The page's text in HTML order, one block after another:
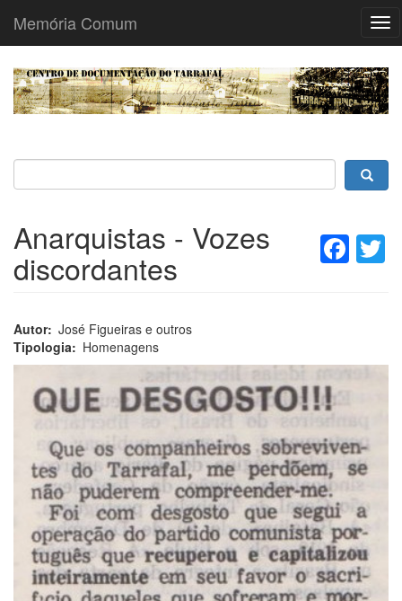
Passar
para
Memória Comum
Anarquistas - Vozes
discordantes
Autor José Figueiras e outros
Tipologia
Homenagens